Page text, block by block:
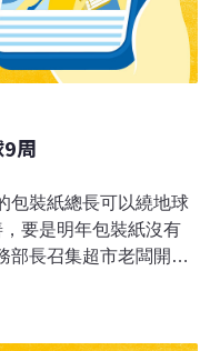
袋」。亞
周
包裝紙總長可以繞地球
要是明年包裝紙沒有
部長召集超市老闆開
裝紙，一個耶誕節下